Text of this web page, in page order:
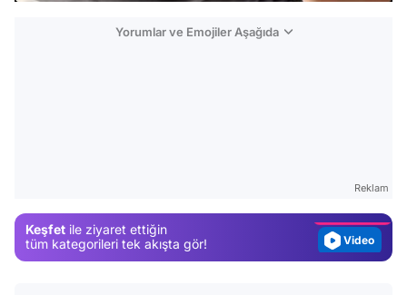
Yorumlar ve Emojiler Aşağıda
Reklam
Keşfet ile ziyaret ettiğin
tüm kategorileri tek akışta gör!
Magazin
Video
Test